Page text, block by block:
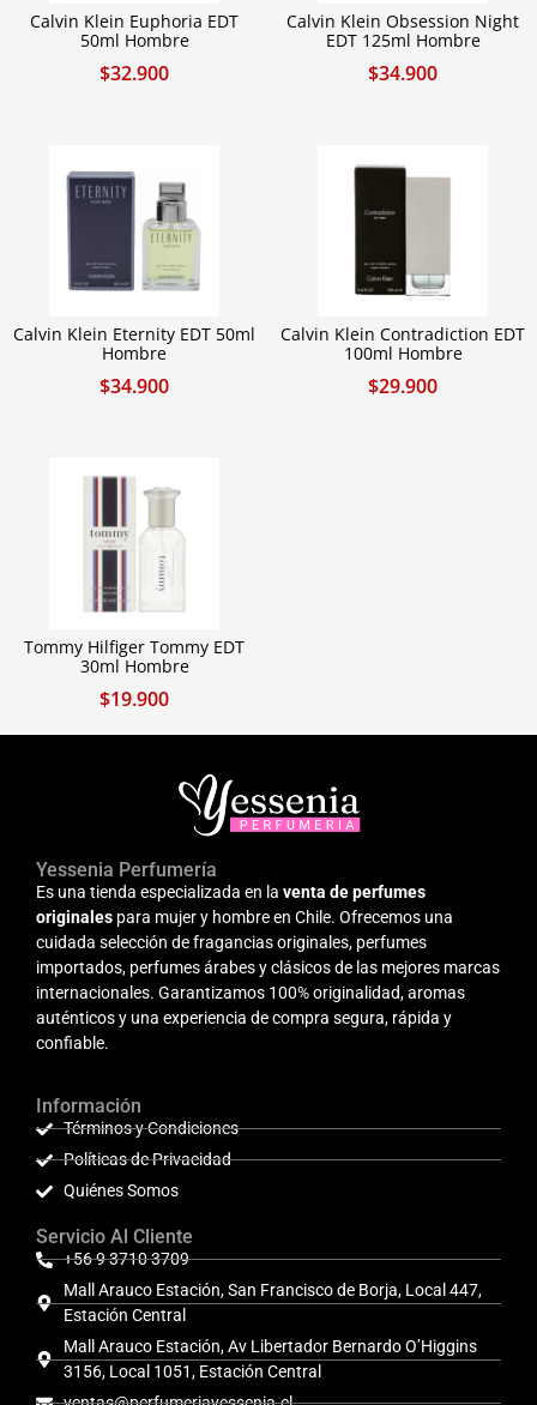
Calvin Klein Euphoria EDT
50ml Hombre
$32.900
Calvin Klein Obsession Night
EDT 125ml Hombre
$34.900
Calvin Klein Eternity EDT 50ml
Hombre
$34.900
Calvin Klein Contradiction EDT
100ml Hombre
$29.900
Tommy Hilfiger Tommy EDT
30ml Hombre
$19.900
Yessenia Perfumería
Es una tienda especializada en la venta de perfumes
originales para mujer y hombre en Chile. Ofrecemos una
cuidada selección de fragancias originales, perfumes
importados, perfumes árabes y clásicos de las mejores marcas
internacionales. Garantizamos 100% originalidad, aromas
auténticos y una experiencia de compra segura, rápida y
confiable.
Información
Términos y Condiciones
Políticas de Privacidad
Quiénes Somos
Servicio Al Cliente
+56 9 3710 3709
Mall Arauco Estación, San Francisco de Borja, Local 447,
Estación Central
Mall Arauco Estación, Av Libertador Bernardo O’Higgins
3156, Local 1051, Estación Central